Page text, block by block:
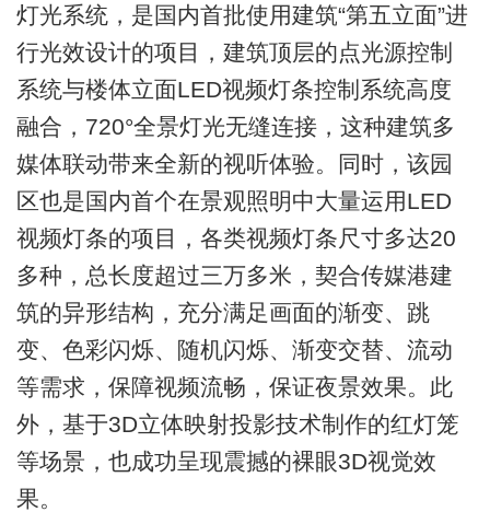
灯光系统，是国内首批使用建筑“第五立面”进
行光效设计的项目，建筑顶层的点光源控制
系统与楼体立面LED视频灯条控制系统高度
融合，720°全景灯光无缝连接，这种建筑多
媒体联动带来全新的视听体验。同时，该园
区也是国内首个在景观照明中大量运用LED
视频灯条的项目，各类视频灯条尺寸多达20
多种，总长度超过三万多米，契合传媒港建
筑的异形结构，充分满足画面的渐变、跳
变、色彩闪烁、随机闪烁、渐变交替、流动
等需求，保障视频流畅，保证夜景效果。此
外，基于3D立体映射投影技术制作的红灯笼
等场景，也成功呈现震撼的裸眼3D视觉效
果。